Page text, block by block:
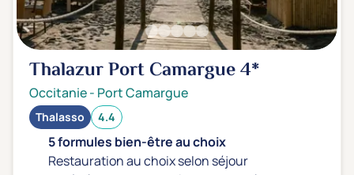
Thalazur Port Camargue4*
Occitanie- Port Camargue
Thalasso 4.4
5 formules bien-être au choix
Restauration au choix selon séjour